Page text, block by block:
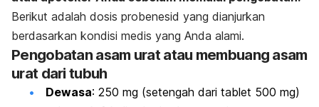
Berikut adalah dosis probenesid yang dianjurkan
berdasarkan kondisi medis yang Anda alami.
Pengobatan asam urat atau membuang asam
urat dari tubuh
Dewasa: 250 mg (setengah dari tablet 500 mg)